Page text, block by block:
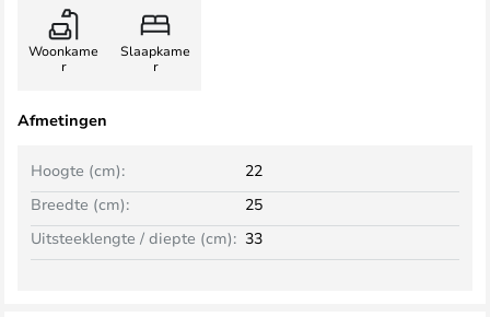
Woonkame
r
Slaapkame
r
Afmetingen
Breedte (cm): 25
Hoogte (cm): 22
Uitsteeklengte / diepte (cm): 33